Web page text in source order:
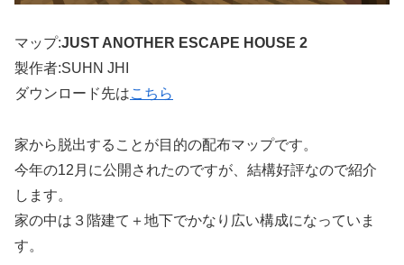
マップ:JUST ANOTHER ESCAPE HOUSE 2
製作者:SUHN JHI
ダウンロード先はこちら
家から脱出することが目的の配布マップです。
今年の12月に公開されたのですが、結構好評なので紹介
します。
家の中は３階建て＋地下でかなり広い構成になっていま
す。